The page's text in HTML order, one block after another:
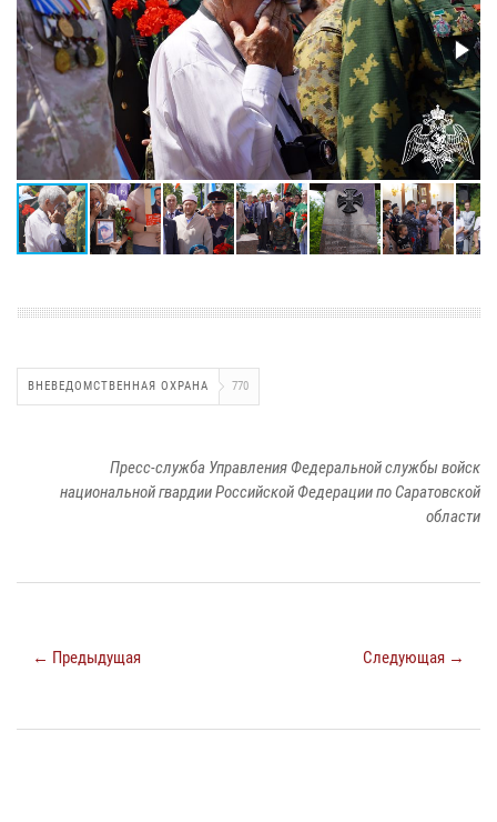
ВНЕВЕДОМСТВЕННАЯ ОХРАНА 770
Пресс-служба Управления Федеральной службы войск
национальной гвардии Российской Федерации по Саратовской
области
← Предыдущая Следующая →